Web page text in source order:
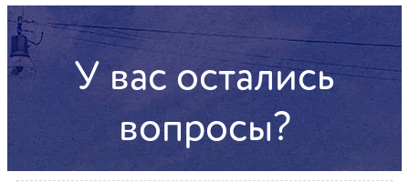
У вас остались
вопросы?